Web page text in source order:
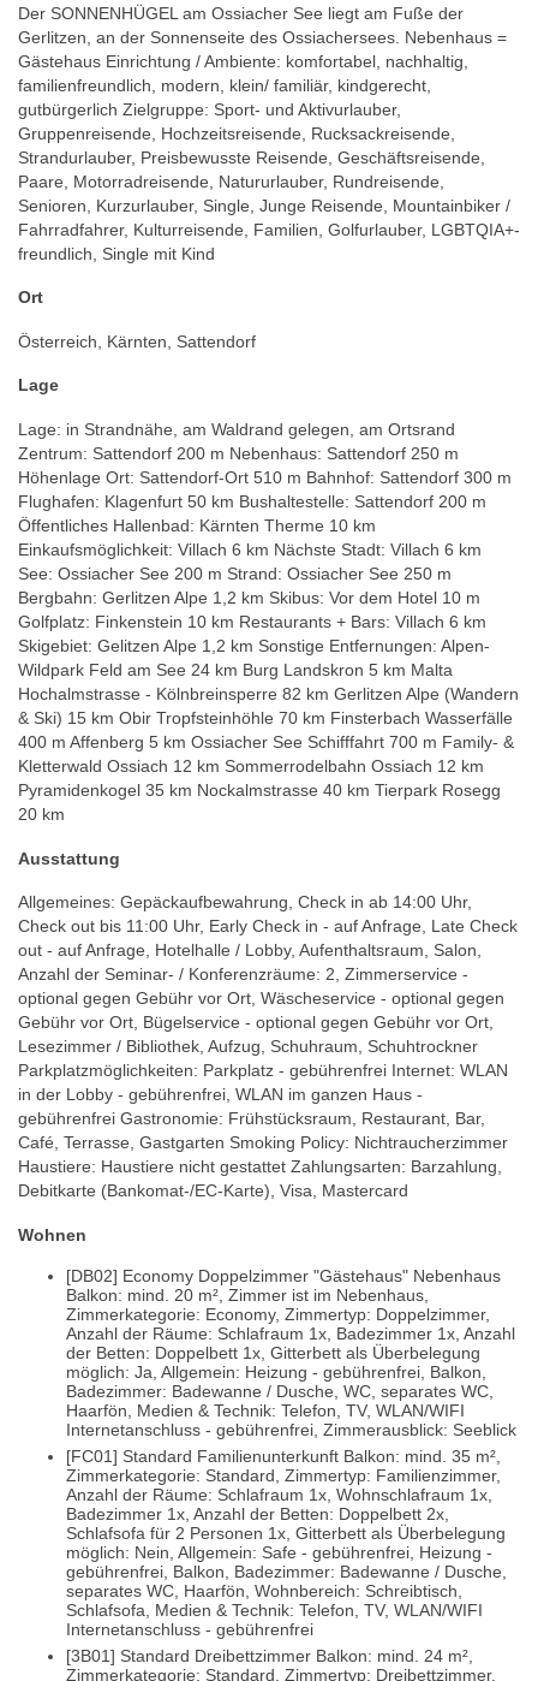
Der SONNENHÜGEL am Ossiacher See liegt am Fuße der
Gerlitzen, an der Sonnenseite des Ossiachersees. Nebenhaus =
Gästehaus Einrichtung / Ambiente: komfortabel, nachhaltig,
familienfreundlich, modern, klein/ familiär, kindgerecht,
gutbürgerlich Zielgruppe: Sport- und Aktivurlauber,
Gruppenreisende, Hochzeitsreisende, Rucksackreisende,
Strandurlauber, Preisbewusste Reisende, Geschäftsreisende,
Paare, Motorradreisende, Natururlauber, Rundreisende,
Senioren, Kurzurlauber, Single, Junge Reisende, Mountainbiker /
Fahrradfahrer, Kulturreisende, Familien, Golfurlauber, LGBTQIA+-
freundlich, Single mit Kind
Ort
Österreich, Kärnten, Sattendorf
Lage
Lage: in Strandnähe, am Waldrand gelegen, am Ortsrand
Zentrum: Sattendorf 200 m Nebenhaus: Sattendorf 250 m
Höhenlage Ort: Sattendorf-Ort 510 m Bahnhof: Sattendorf 300 m
Flughafen: Klagenfurt 50 km Bushaltestelle: Sattendorf 200 m
Öffentliches Hallenbad: Kärnten Therme 10 km
Einkaufsmöglichkeit: Villach 6 km Nächste Stadt: Villach 6 km
See: Ossiacher See 200 m Strand: Ossiacher See 250 m
Bergbahn: Gerlitzen Alpe 1,2 km Skibus: Vor dem Hotel 10 m
Golfplatz: Finkenstein 10 km Restaurants + Bars: Villach 6 km
Skigebiet: Gelitzen Alpe 1,2 km Sonstige Entfernungen: Alpen-
Wildpark Feld am See 24 km Burg Landskron 5 km Malta
Hochalmstrasse - Kölnbreinsperre 82 km Gerlitzen Alpe (Wandern
& Ski) 15 km Obir Tropfsteinhöhle 70 km Finsterbach Wasserfälle
400 m Affenberg 5 km Ossiacher See Schifffahrt 700 m Family- &
Kletterwald Ossiach 12 km Sommerrodelbahn Ossiach 12 km
Pyramidenkogel 35 km Nockalmstrasse 40 km Tierpark Rosegg
20 km
Ausstattung
Allgemeines: Gepäckaufbewahrung, Check in ab 14:00 Uhr,
Check out bis 11:00 Uhr, Early Check in - auf Anfrage, Late Check
out - auf Anfrage, Hotelhalle / Lobby, Aufenthaltsraum, Salon,
Anzahl der Seminar- / Konferenzräume: 2, Zimmerservice -
optional gegen Gebühr vor Ort, Wäscheservice - optional gegen
Gebühr vor Ort, Bügelservice - optional gegen Gebühr vor Ort,
Lesezimmer / Bibliothek, Aufzug, Schuhraum, Schuhtrockner
Parkplatzmöglichkeiten: Parkplatz - gebührenfrei Internet: WLAN
in der Lobby - gebührenfrei, WLAN im ganzen Haus -
gebührenfrei Gastronomie: Frühstücksraum, Restaurant, Bar,
Café, Terrasse, Gastgarten Smoking Policy: Nichtraucherzimmer
Haustiere: Haustiere nicht gestattet Zahlungsarten: Barzahlung,
Debitkarte (Bankomat-/EC-Karte), Visa, Mastercard
Wohnen
[DB02] Economy Doppelzimmer "Gästehaus" Nebenhaus
Balkon: mind. 20 m², Zimmer ist im Nebenhaus,
Zimmerkategorie: Economy, Zimmertyp: Doppelzimmer,
Anzahl der Räume: Schlafraum 1x, Badezimmer 1x, Anzahl
der Betten: Doppelbett 1x, Gitterbett als Überbelegung
möglich: Ja, Allgemein: Heizung - gebührenfrei, Balkon,
Badezimmer: Badewanne / Dusche, WC, separates WC,
Haarfön, Medien & Technik: Telefon, TV, WLAN/WIFI
Internetanschluss - gebührenfrei, Zimmerausblick: Seeblick
[FC01] Standard Familienunterkunft Balkon: mind. 35 m²,
Zimmerkategorie: Standard, Zimmertyp: Familienzimmer,
Anzahl der Räume: Schlafraum 1x, Wohnschlafraum 1x,
Badezimmer 1x, Anzahl der Betten: Doppelbett 2x,
Schlafsofa für 2 Personen 1x, Gitterbett als Überbelegung
möglich: Nein, Allgemein: Safe - gebührenfrei, Heizung -
gebührenfrei, Balkon, Badezimmer: Badewanne / Dusche,
separates WC, Haarfön, Wohnbereich: Schreibtisch,
Schlafsofa, Medien & Technik: Telefon, TV, WLAN/WIFI
Internetanschluss - gebührenfrei
[3B01] Standard Dreibettzimmer Balkon: mind. 24 m²,
Zimmerkategorie: Standard, Zimmertyp: Dreibettzimmer,